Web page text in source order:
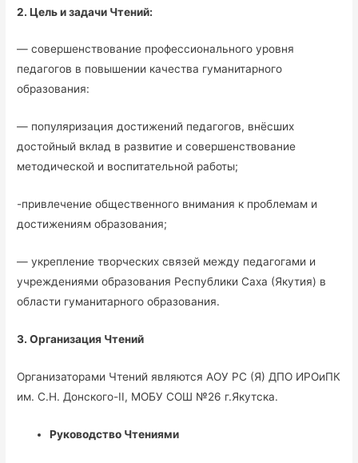
2. Цель и задачи Чтений:
— совершенствование профессионального уровня
педагогов в повышении качества гуманитарного
образования:
— популяризация достижений педагогов, внёсших
достойный вклад в развитие и совершенствование
методической и воспитательной работы;
-привлечение общественного внимания к проблемам и
достижениям образования;
— укрепление творческих связей между педагогами и
учреждениями образования Республики Саха (Якутия) в
области гуманитарного образования.
3. Организация Чтений
Организаторами Чтений являются АОУ РС (Я) ДПО ИРОиПК
им. С.Н. Донского-II, МОБУ СОШ №26 г.Якутска.
Руководство Чтениями